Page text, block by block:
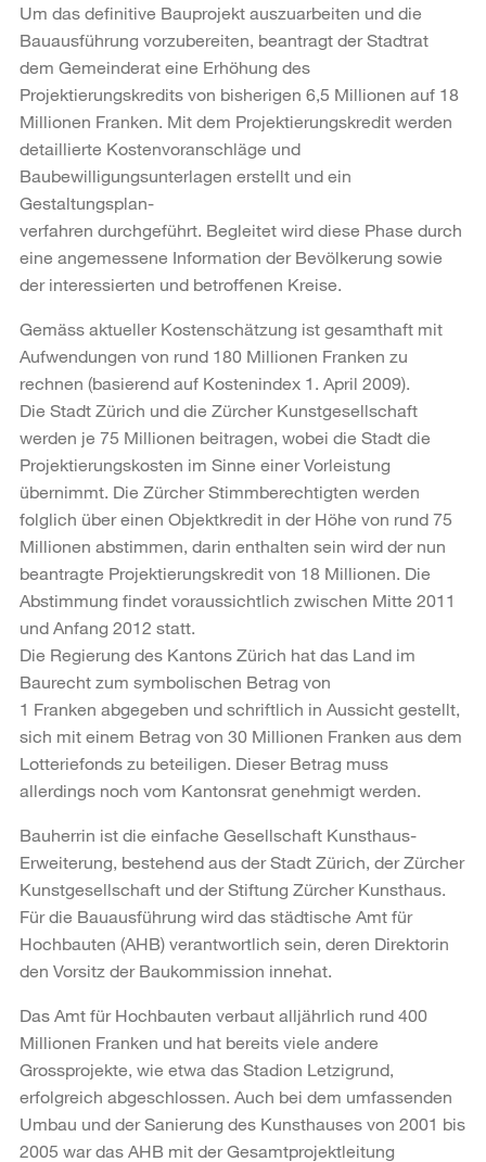
Um das definitive Bauprojekt auszuarbeiten und die
Bauausführung vorzubereiten, beantragt der Stadtrat
dem Gemeinderat eine Erhöhung des
Projektierungskredits von bisherigen 6,5 Millionen auf 18
Millionen Franken. Mit dem Projektierungskredit werden
detaillierte Kostenvoranschläge und
Baubewilligungsunterlagen erstellt und ein
Gestaltungsplan-
verfahren durchgeführt. Begleitet wird diese Phase durch
eine angemessene Information der Bevölkerung sowie
der interessierten und betroffenen Kreise.
Gemäss aktueller Kostenschätzung ist gesamthaft mit
Aufwendungen von rund 180 Millionen Franken zu
rechnen (basierend auf Kostenindex 1. April 2009).
Die Stadt Zürich und die Zürcher Kunstgesellschaft
werden je 75 Millionen beitragen, wobei die Stadt die
Projektierungskosten im Sinne einer Vorleistung
übernimmt. Die Zürcher Stimmberechtigten werden
folglich über einen Objektkredit in der Höhe von rund 75
Millionen abstimmen, darin enthalten sein wird der nun
beantragte Projektierungskredit von 18 Millionen. Die
Abstimmung findet voraussichtlich zwischen Mitte 2011
und Anfang 2012 statt.
Die Regierung des Kantons Zürich hat das Land im
Baurecht zum symbolischen Betrag von
1 Franken abgegeben und schriftlich in Aussicht gestellt,
sich mit einem Betrag von 30 Millionen Franken aus dem
Lotteriefonds zu beteiligen. Dieser Betrag muss
allerdings noch vom Kantonsrat genehmigt werden.
Bauherrin ist die einfache Gesellschaft Kunsthaus-
Erweiterung, bestehend aus der Stadt Zürich, der Zürcher
Kunstgesellschaft und der Stiftung Zürcher Kunsthaus.
Für die Bauausführung wird das städtische Amt für
Hochbauten (AHB) verantwortlich sein, deren Direktorin
den Vorsitz der Baukommission innehat.
Das Amt für Hochbauten verbaut alljährlich rund 400
Millionen Franken und hat bereits viele andere
Grossprojekte, wie etwa das Stadion Letzigrund,
erfolgreich abgeschlossen. Auch bei dem umfassenden
Umbau und der Sanierung des Kunsthauses von 2001 bis
2005 war das AHB mit der Gesamtprojektleitung